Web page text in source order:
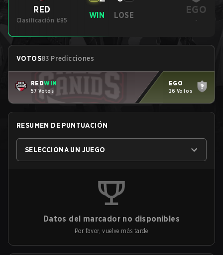
RED
Clasificación #85
WIN LOSE EGO
-
VOTOS83 Predicciones
REDWIN
57 Votos
EGO
26 Votos
RESUMEN DE PUNTUACIÓN
SELECCIONA UN JUEGO
Datos del marcador no disponibles
Por favor, vuelve más tarde